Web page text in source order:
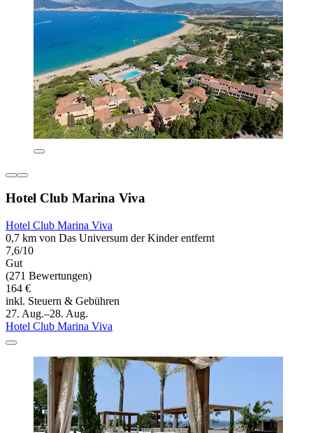
Hotel Club Marina Viva
Hotel Club Marina Viva
0,7 km von Das Universum der Kinder entfernt
7,6/10
Gut
(271 Bewertungen)
164 €
inkl. Steuern & Gebühren
27. Aug.–28. Aug.
Hotel Club Marina Viva